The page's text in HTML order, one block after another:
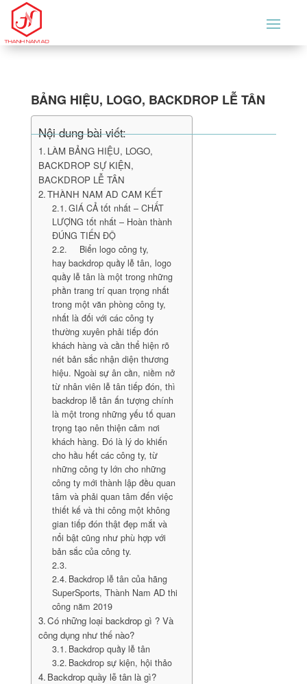
BẢNG HIỆU, LOGO, BACKDROP LỄ TÂN
Nội dung bài viết:
LÀM BẢNG HIỆU, LOGO,
BACKDROP SỰ KIỆN,
BACKDROP LỄ TÂN
THÀNH NAM AD CAM KẾT
GIÁ CẢ tốt nhất – CHẤT
LƯỢNG tốt nhất – Hoàn thành
ĐÚNG TIẾN ĐỘ
Biển logo công ty,
hay backdrop quầy lễ tân, logo
quầy lễ tân là một trong những
phần trang trí quan trọng nhất
trong một văn phòng công ty,
nhất là đối với các công ty
thường xuyên phải tiếp đón
khách hàng và cần thể hiện rõ
nét bản sắc nhận diện thương
hiệu. Ngoài sự ân cần, niềm nở
từ nhân viên lễ tân tiếp đón, thì
backdrop lễ tân ấn tượng chính
là một trong những yếu tố quan
trọng tạo nên thiện cảm nơi
khách hàng. Đó là lý do khiến
cho hầu hết các công ty, từ
những công ty lớn cho những
công ty mới thành lập đều quan
tâm và phải quan tâm đến việc
thiết kế và thi công một không
gian tiếp đón thật đẹp mắt và
nổi bật cũng như phù hợp với
bản sắc của công ty.
Backdrop lễ tân của hãng
SuperSports, Thành Nam AD thi
công năm 2019
Có những loại backdrop gì ? Và
công dụng như thế nào?
Backdrop quầy lễ tân
Backdrop sự kiện, hội thảo
Backdrop quầy lễ tân là gì?